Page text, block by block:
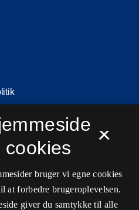
×
cookies
bruger vi egne cookies
at forbedre brugeroplevelsen.
giver du samtykke til alle